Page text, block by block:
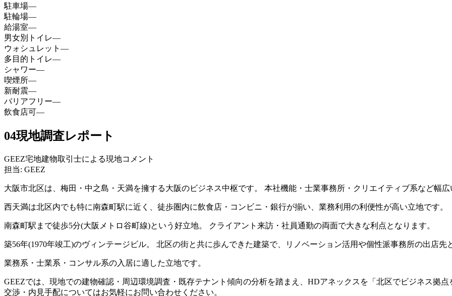
駐車場—
駐輪場—
給湯室—
男女別トイレ—
ウォシュレット —
多目的トイレ—
シャワー—
喫煙所—
新耐震—
バリアフリー—
飲食店可—
04現地調査レポート
GEEZ宅地建物取引士による現地コメント
担当: GEEZ
大阪市北区は、梅田・中之島・天満を擁する大阪のビジネス中枢です。 本社機能・士業事務所・クリエイティブ系など幅
西天満は北区内でも特に南森町駅に近く、徒歩圏内に飲食店・コンビニ・銀行が揃い、業務利用の利便性が高い立地です。
南森町駅まで徒歩5分(大阪メトロ谷町線)という好立地。 クライアント来訪・社員通勤の両面で大きな利点となります。
築56年(1970年竣工)のヴィンテージビル。 北区の街と共に歩んできた建築で、リノベーション活用や個性派事務所の出店先
業務系・士業系・コンサル系の入居に適した立地です。
GEEZでは、現地での建物確認・周辺環境調査・既存テナント傾向の分析を踏まえ、HDアネックスを「北区でビジネス拠
交渉・内見手配についてはお気軽にお問い合わせください。